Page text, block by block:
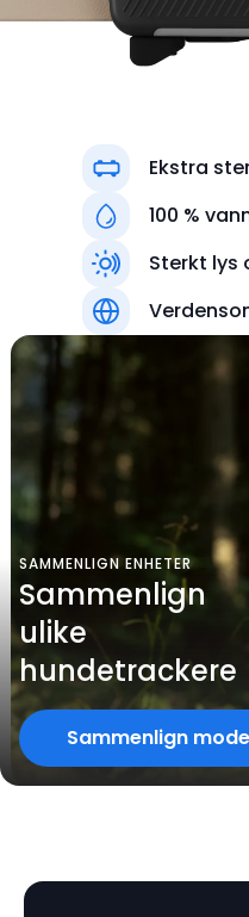
Farger
Svart
Ekstra
100 %
Sterkt lys
SAMMENLIGN ENHETER
Sammenlign
ulike
hundetrackere
Sammenlign